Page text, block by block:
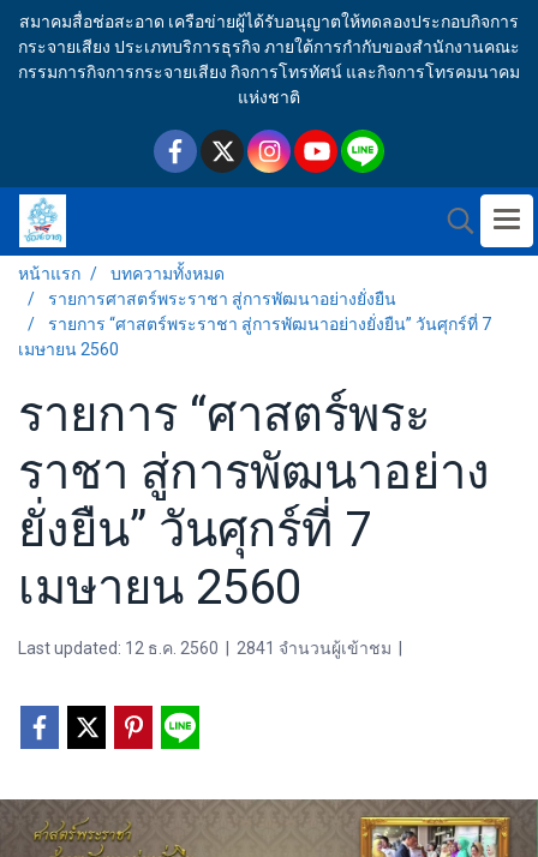
สมาคมสื่อช่อสะอาด เครือข่ายผู้ได้รับอนุญาตให้ทดลองประกอบกิจการ
กระจายเสียง ประเภทบริการธุรกิจ ภายใต้การกำกับของสำนักงานคณะ
กรรมการกิจการกระจายเสียง กิจการโทรทัศน์ และกิจการโทรคมนาคม
แห่งชาติ
หน้าแรก
บทความทั้งหมด
รายการศาสตร์พระราชา สู่การพัฒนาอย่างยั่งยืน
รายการ “ศาสตร์พระราชา สู่การพัฒนาอย่างยั่งยืน” วันศุกร์ที่ 7
เมษายน 2560
รายการ “ศาสตร์พระ
ราชา สู่การพัฒนาอย่าง
ยั่งยืน” วันศุกร์ที่ 7
เมษายน 2560
Last updated: 12 ธ.ค. 2560 2841 จำนวนผู้เข้าชม